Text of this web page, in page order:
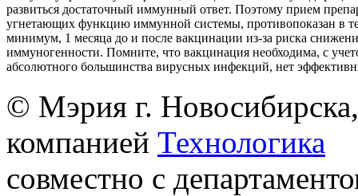
развиться достаточный иммунный ответ. Поэтому прием
угнетающих функцию иммунной системы, противопоказан в
минимум, 1 месяца до и после вакцинации из-за риска
иммуногенности. Помните, что вакцинация необходима, с
абсолютного большинства вирусных инфекций, нет
© Мэрия г.
компанией Технологика
совместно с